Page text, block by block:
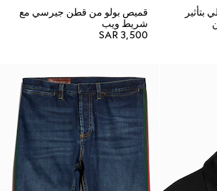
بتأثير
قميص بولو من قطن جيرسي مع
شريط ويب
SAR 3,500